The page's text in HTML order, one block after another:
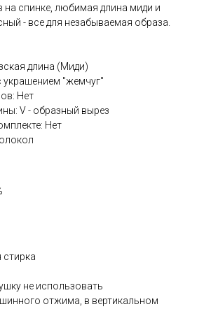
на спинке, любимая длина миди и
- все для незабываемая образа.
длина (Миди)
украшением "жемчуг"
Нет
V - образный вырез
Нет
стирка
не использовать
отжима, в вертикальном